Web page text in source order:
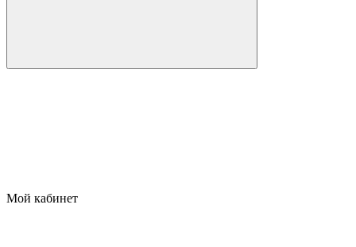
Мой кабинет